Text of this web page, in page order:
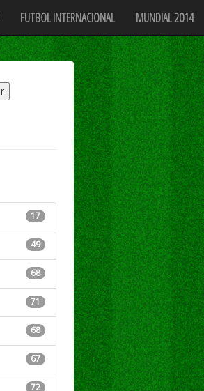
FUTBOL INTERNACIONAL MUNDIAL 2014
17
49
68
71
68
67
72